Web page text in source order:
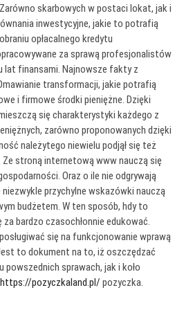
skarbowych w postaci lokat, jak i
inwestycyjne, jakie to potrafią
opłacalnego kredytu
za sprawą profesjonalistów
lat finansami. Najnowsze fakty z
transformacji, jakie potrafią
i firmowe środki pieniężne. Dzięki
się charakterystyki każdego z
zarówno proponowanych dzięki
należytego niewielu podjął się też
Ze stroną internetową www nauczą się
Oraz o ile nie odgrywają
przychylne wskazówki nauczą
budżetem. W ten sposób, hdy to
za bardzo czasochłonnie edukować.
się na funkcjonowanie wprawą
to dokument na to, iż oszczędzać
sprawach, jak i koło
https://pozyczkaland.pl/ pozyczka.